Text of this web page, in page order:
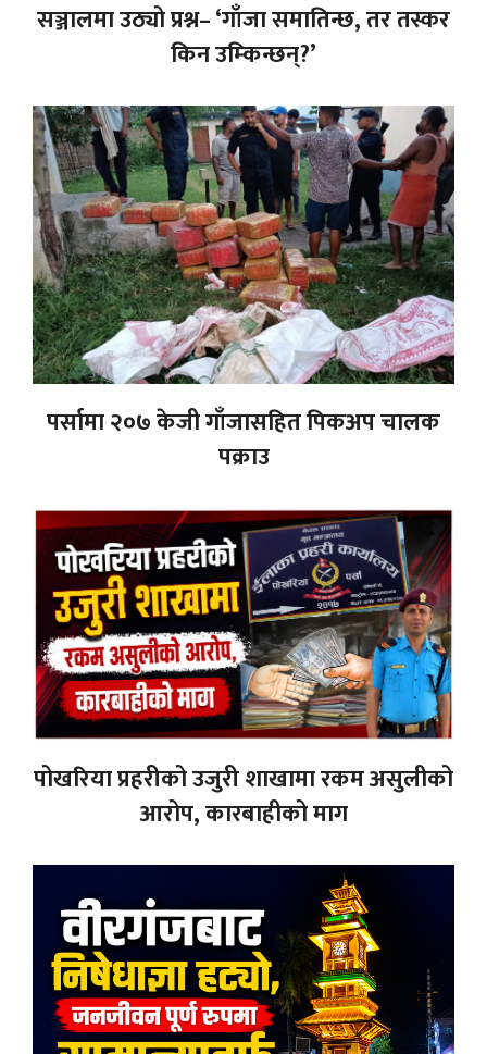
सञ्जालमा उठ्यो प्रश्न– ‘गाँजा समातिन्छ, तर तस्कर
किन उम्किन्छन्?’
पर्सामा २०७ केजी गाँजासहित पिकअप चालक
पक्राउ
पोखरिया प्रहरीको उजुरी शाखामा रकम असुलीको
आरोप, कारबाहीको माग